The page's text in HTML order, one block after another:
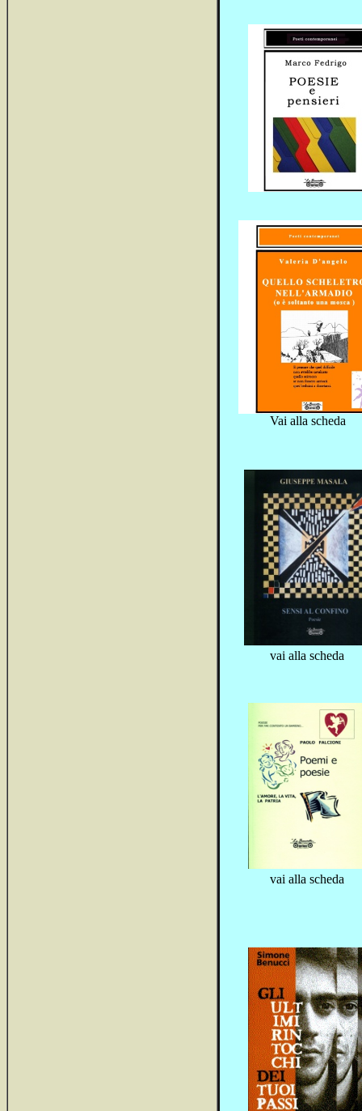
Vai alla scheda
vai alla scheda
vai alla scheda